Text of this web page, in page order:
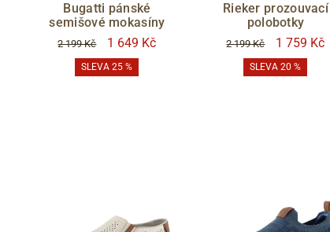
Bugatti pánské
semišové mokasíny
2 199 Kč 1 649 Kč
SLEVA 25 %
Rieker prozouvací
polobotky
2 199 Kč 1 759 Kč
SLEVA 20 %